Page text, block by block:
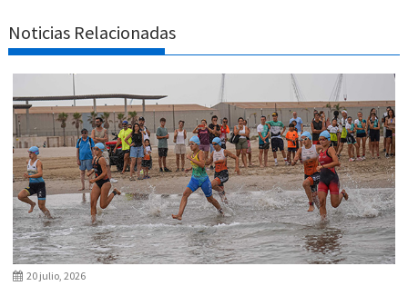
Noticias Relacionadas
20 julio, 2026